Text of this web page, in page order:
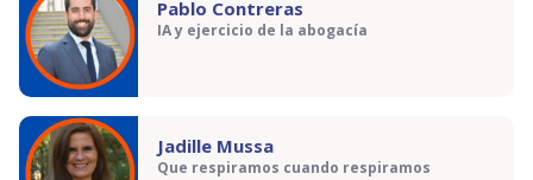
Pablo Contreras
IA y ejercicio de la abogacía
Jadille Mussa
Que respiramos cuando respiramos